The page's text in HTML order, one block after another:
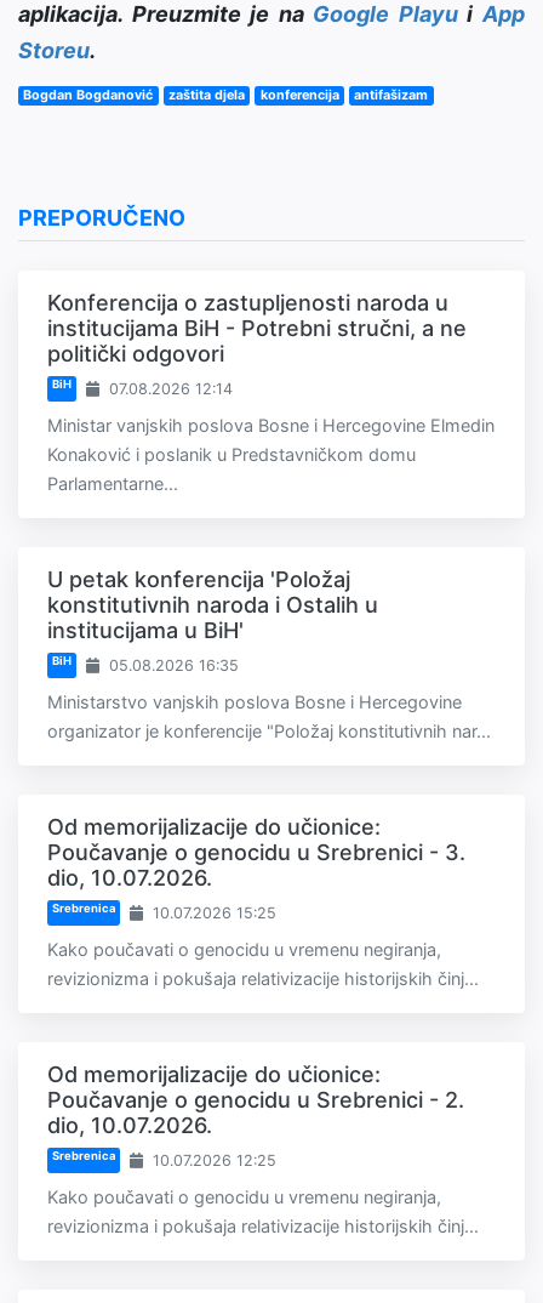
aplikacija. Preuzmite je na Google PlayuiApp
Storeu.
Bogdan Bogdanović zaštita djela konferencija antifašizam
PREPORUČENO
Konferencija o zastupljenosti naroda u
institucijama BiH - Potrebni stručni, a ne
politički odgovori
BiH 07.08.2026 12:14
Ministar vanjskih poslova Bosne i Hercegovine Elmedin
Konaković i poslanik u Predstavničkom domu
Parlamentarne...
U petak konferencija 'Položaj
konstitutivnih naroda i Ostalih u
institucijama u BiH'
BiH 05.08.2026 16:35
Ministarstvo vanjskih poslova Bosne i Hercegovine
organizator je konferencije "Položaj konstitutivnih nar...
Od memorijalizacije do učionice:
Poučavanje o genocidu u Srebrenici - 3.
dio, 10.07.2026.
Srebrenica 10.07.2026 15:25
Kako poučavati o genocidu u vremenu negiranja,
revizionizma i pokušaja relativizacije historijskih činj...
Od memorijalizacije do učionice:
Poučavanje o genocidu u Srebrenici - 2.
dio, 10.07.2026.
Srebrenica 10.07.2026 12:25
Kako poučavati o genocidu u vremenu negiranja,
revizionizma i pokušaja relativizacije historijskih činj...